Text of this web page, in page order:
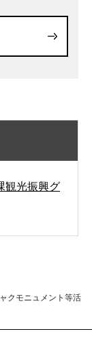
観光振興グ
クモニュメント等活